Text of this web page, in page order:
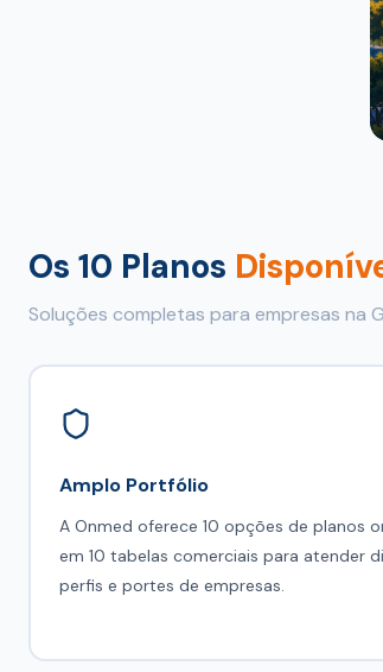
Os 10 Planos
Soluções completas para empresas na
Amplo Portfólio
A Onmed oferece 10 opções de planos
em 10 tabelas comerciais para atender
perfis e portes de empresas.